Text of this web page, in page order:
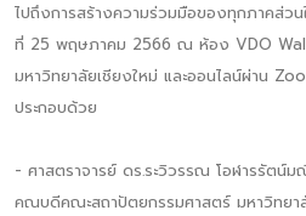
ไปถึงการสร้างความร่วมมือของทุกภาคส่ว
ที่ 25 พฤษภาคม 2566 ณ ห้อง VDO
มหาวิทยาลัยเชียงใหม่ และออนไลน์ผ่าน
ประกอบด้วย
- ศาสตราจารย์ ดร.ระวิวรรณ โอฬารรัตน์ม
คณบดีคณะสถาปัตยกรรมศาสตร์ มหาวิทยา